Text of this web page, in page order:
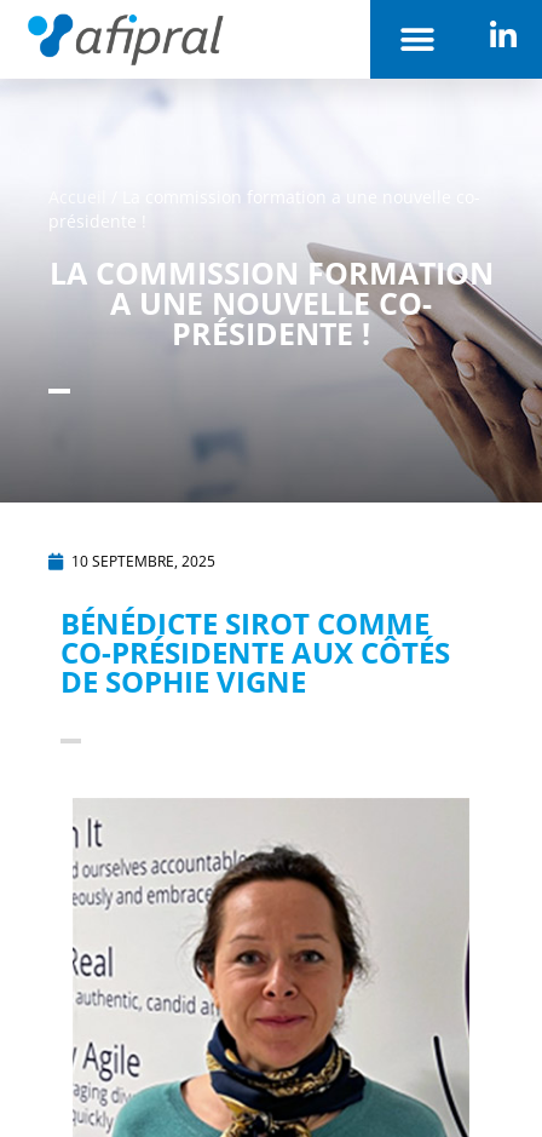
La commission formation a une nouvelle co-
présidente !
LA COMMISSION FORMATION
A UNE NOUVELLE CO-
PRÉSIDENTE !
10 SEPTEMBRE, 2025
BÉNÉDICTE SIROT COMME
CO-PRÉSIDENTE AUX CÔTÉS
DE SOPHIE VIGNE